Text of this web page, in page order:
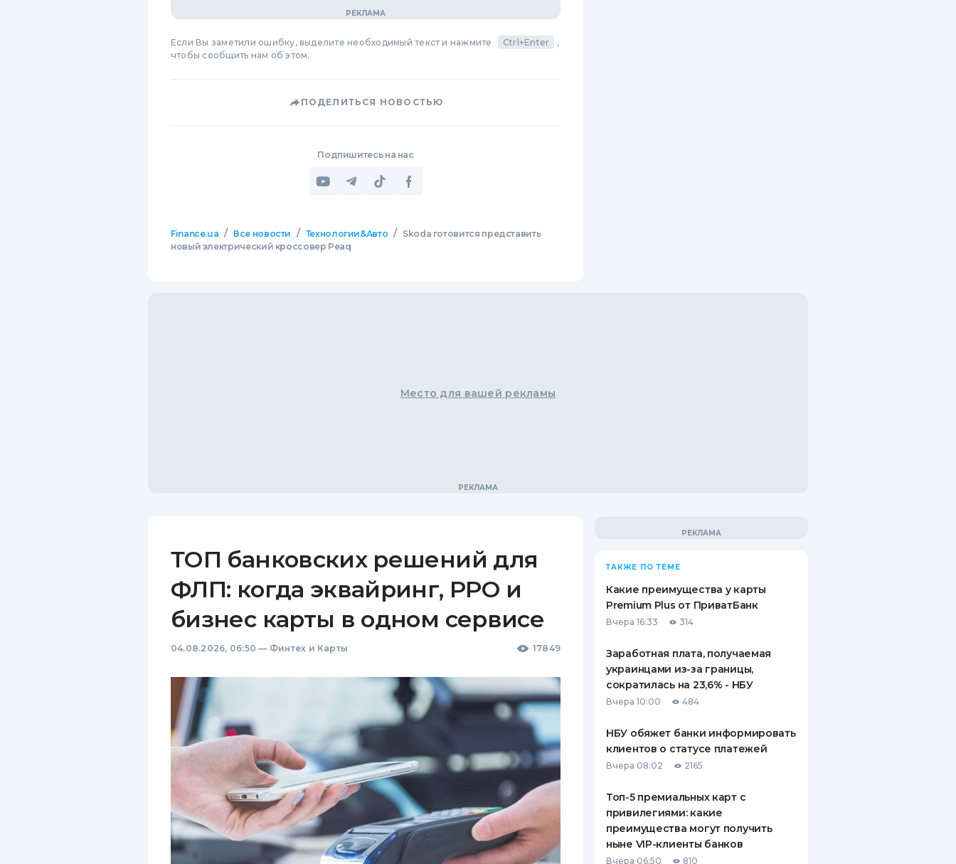
Если Вы заметили ошибку, выделите необходимый текст и нажмите Ctrl+Enter
,
чтобы сообщить нам об этом.
ПОДЕЛИТЬСЯ НОВОСТЬЮ
Подпишитесь на нас
Finance.ua / Все новости / Технологии&Авто /
Skoda готовится представить
новый электрический кроссовер Peaq
Место для вашей рекламы
ТОП банковских решений для
ФЛП: когда эквайринг, РРО и
бизнес карты в одном сервисе
04.08.2026, 06:50 — Финтех и Карты 17849
ТАКЖЕ ПО ТЕМЕ
Какие преимущества у карты
Premium Plus от ПриватБанк
Вчера 16:33 314
Заработная плата, получаемая
украинцами из-за границы,
сократилась на 23,6% - НБУ
Вчера 10:00 484
НБУ обяжет банки информировать
клиентов о статусе платежей
Вчера 08:02 2165
Топ-5 премиальных карт с
привилегиями: какие
преимущества могут получить
ныне VIP-клиенты банков
Вчера 06:50 810